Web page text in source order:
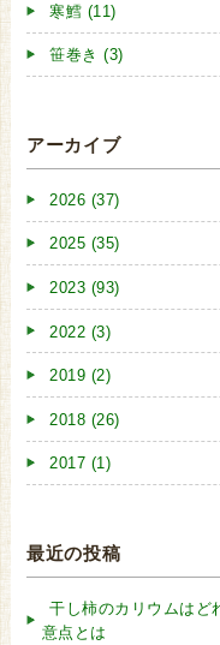
寒鱈 (11)
笹巻き (3)
アーカイブ
2026 (37)
2025 (35)
2023 (93)
2022 (3)
2019 (2)
2018 (26)
2017 (1)
最近の投稿
干し柿のカリウムはど
意点とは